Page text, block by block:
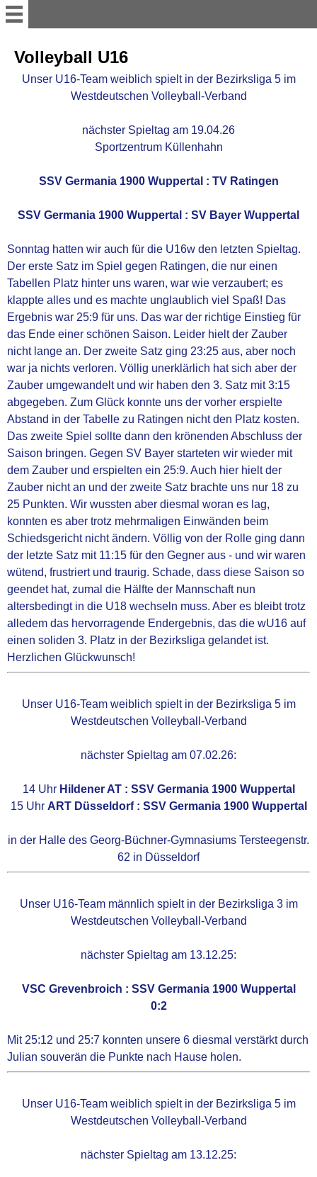
WILLKOMMEN
TISCHTENNIS
Damen TT
U 19 TT
Jugend TT
FUSSBALL
1. Mannschaft
2. Mannschaft
Fußballjugend
Frauen Mannschaft
Walking Football
Ü32 - Hobbyfußball - China
Team
KAMPFSPORT
BALLSPORT
VOLLEYBALL
ULTIMATE FRISBEE
Frisbee-Mixed
GYMNASTIK, SPORT UND
SPIEL
Sportstätten
Volleyball U16
Unser U16-Team weiblich spielt in der Bezirksliga 5 im
Westdeutschen Volleyball-Verband
nächster Spieltag am 19.04.26
Sportzentrum Küllenhahn
SSV Germania 1900 Wuppertal : TV Ratingen
SSV Germania 1900 Wuppertal : SV Bayer Wuppertal
Sonntag hatten wir auch für die U16w den letzten Spieltag.
Der erste Satz im Spiel gegen Ratingen, die nur einen
Tabellen Platz hinter uns waren, war wie verzaubert; es
klappte alles und es machte unglaublich viel Spaß! Das
Ergebnis war 25:9 für uns. Das war der richtige Einstieg für
das Ende einer schönen Saison. Leider hielt der Zauber
nicht lange an. Der zweite Satz ging 23:25 aus, aber noch
war ja nichts verloren. Völlig unerklärlich hat sich aber der
Zauber umgewandelt und wir haben den 3. Satz mit 3:15
abgegeben. Zum Glück konnte uns der vorher erspielte
Abstand in der Tabelle zu Ratingen nicht den Platz kosten.
Das zweite Spiel sollte dann den krönenden Abschluss der
Saison bringen. Gegen SV Bayer starteten wir wieder mit
dem Zauber und erspielten ein 25:9. Auch hier hielt der
Zauber nicht an und der zweite Satz brachte uns nur 18 zu
25 Punkten. Wir wussten aber diesmal woran es lag,
konnten es aber trotz mehrmaligen Einwänden beim
Schiedsgericht nicht ändern. Völlig von der Rolle ging dann
der letzte Satz mit 11:15 für den Gegner aus - und wir waren
wütend, frustriert und traurig. Schade, dass diese Saison so
geendet hat, zumal die Hälfte der Mannschaft nun
altersbedingt in die U18 wechseln muss. Aber es bleibt trotz
alledem das hervorragende Endergebnis, das die wU16 auf
einen soliden 3. Platz in der Bezirksliga gelandet ist.
Herzlichen Glückwunsch!
Unser U16-Team weiblich spielt in der Bezirksliga 5 im
Westdeutschen Volleyball-Verband
nächster Spieltag am 07.02.26:
14 UhrHildener AT : SSV Germania 1900 Wuppertal
15 UhrART Düsseldorf : SSV Germania 1900 Wuppertal
in der Halle des Georg-Büchner-Gymnasiums Tersteegenstr.
62 in Düsseldorf
Unser U16-Team männlich spielt in der Bezirksliga 3 im
Westdeutschen Volleyball-Verband
nächster Spieltag am 13.12.25:
VSC Grevenbroich : SSV Germania 1900 Wuppertal
0:2
Mit 25:12 und 25:7 konnten unsere 6 diesmal verstärkt durch
Julian souverän die Punkte nach Hause holen.
Unser U16-Team weiblich spielt in der Bezirksliga 5 im
Westdeutschen Volleyball-Verband
nächster Spieltag am 13.12.25: